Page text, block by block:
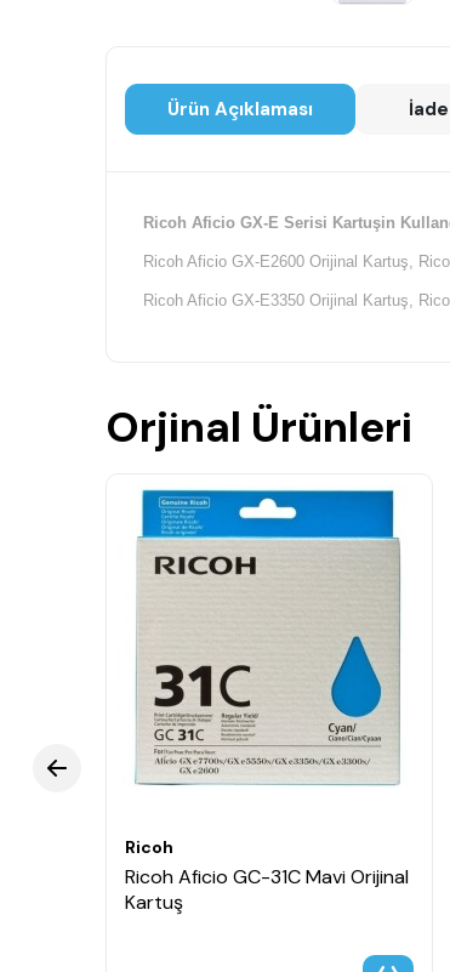
Ürün Açıklaması
Ricoh Aficio GX-E Serisi Kartuşin
Ricoh Aficio GX-E2600 Orijinal Kartuş,
Ricoh Aficio GX-E3350 Orijinal Kartuş,
Orjinal Ürünleri
Ricoh
Ricoh Aficio GC-31C Mavi Orijinal
Kartuş